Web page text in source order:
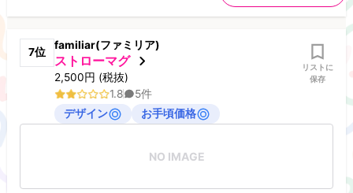
7位
familiar(ファミリア)
ストローマグ
2,500円 (税抜)
リストに
保存
1.8 5件
デザイン
お手頃価格
NO IMAGE